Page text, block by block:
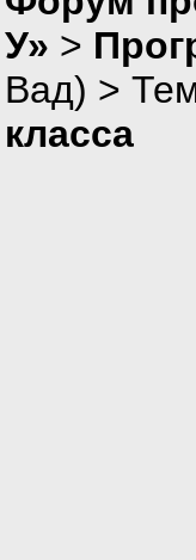
У» >
Вад) >
класса